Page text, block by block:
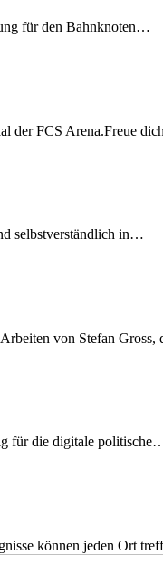
für den Bahnknoten…
der FCS Arena.Freue
selbstverständlich in…
von Stefan
für die digitale
können jeden Ort